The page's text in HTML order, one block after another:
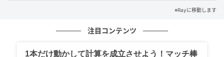
Item 【SEA DRESS】バックオープンリボン
※Rayに移動します
注目コンテンツ
1本だけ動かして計算を成立させよう！マッチ棒